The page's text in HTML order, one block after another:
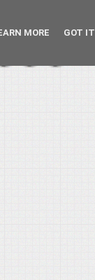
MORE GOT IT